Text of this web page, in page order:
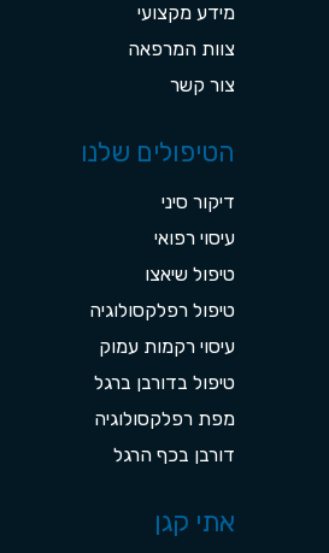
מידע מקצועי
צוות המרפאה
צור קשר
הטיפולים שלנו
דיקור סיני
עיסוי רפואי
טיפול שיאצו
טיפול רפלקסולוגיה
עיסוי רקמות עמוק
טיפול בדורבן ברגל
מפת רפלקסולוגיה
דורבן בכף הרגל
אתי קגן